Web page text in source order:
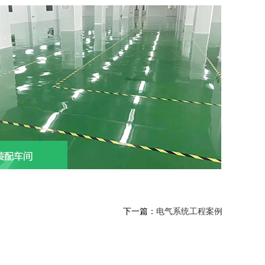
下一篇： 电气系统工程案例